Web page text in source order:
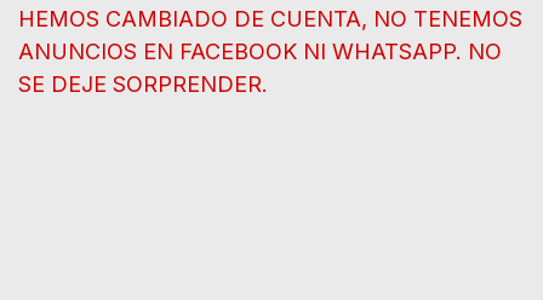
HEMOS CAMBIADO DE CUENTA, NO TENEMOS
ANUNCIOS EN FACEBOOK NI WHATSAPP. NO
SE DEJE SORPRENDER.